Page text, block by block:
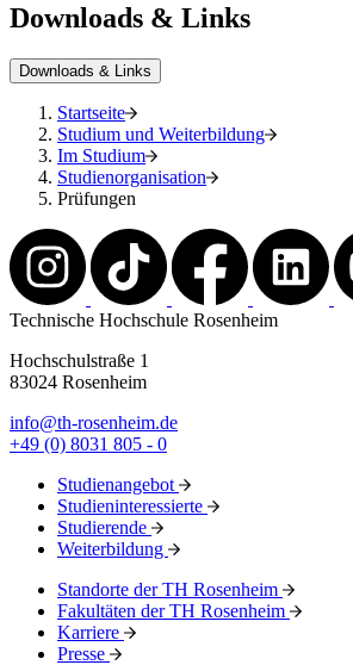
Downloads & Links
Downloads & Links
Startseite
Studium und Weiterbildung
Im Studium
Studienorganisation
Prüfungen
Technische Hochschule Rosenheim
Hochschulstraße 1
83024 Rosenheim
info@th-rosenheim.de
+49 (0) 8031 805 - 0
Studienangebot
Studieninteressierte
Studierende
Weiterbildung
Standorte der TH Rosenheim
Fakultäten der TH Rosenheim
Karriere
Presse